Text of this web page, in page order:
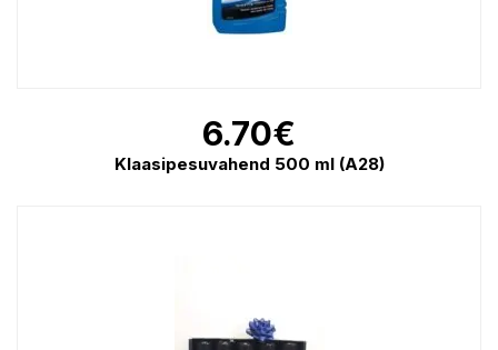
6.70€
Klaasipesuvahend 500 ml (A28)